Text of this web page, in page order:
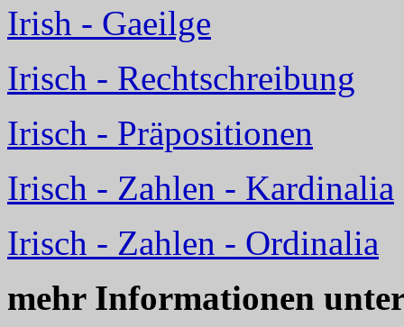
Irish - Gaeilge
Irisch - Rechtschreibung
Irisch - Präpositionen
Irisch - Zahlen - Kardinalia
Irisch - Zahlen - Ordinalia
mehr Informationen